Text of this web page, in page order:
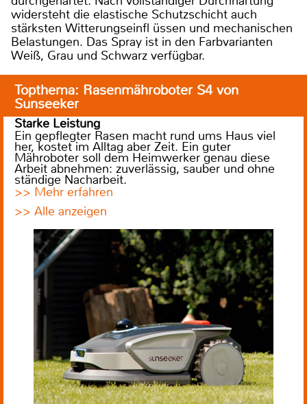
widersteht die elastische Schutzschicht auch
stärksten Witterungseinfl üssen und mechanischen
Belastungen. Das Spray ist in den Farbvarianten
Weiß, Grau und Schwarz verfügbar.
Topthema: Rasenmähroboter S4 von
Sunseeker
Starke Leistung
Ein gepflegter Rasen macht rund ums Haus viel
her, kostet im Alltag aber Zeit. Ein guter
Mähroboter soll dem Heimwerker genau diese
Arbeit abnehmen: zuverlässig, sauber und ohne
ständige Nacharbeit.
>> Mehr erfahren
>> Alle anzeigen